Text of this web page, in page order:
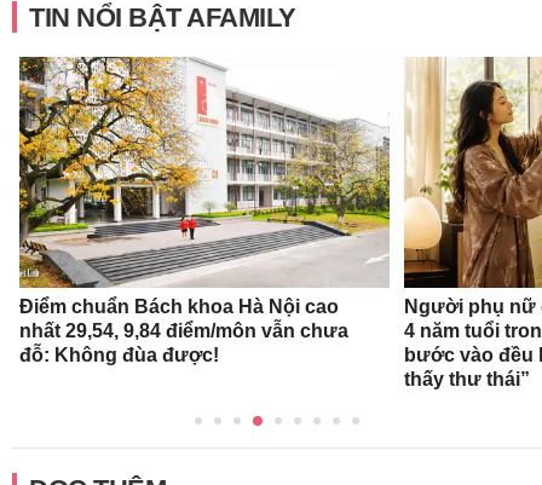
TIN NỔI BẬT AFAMILY
Điểm chuẩn Bách khoa Hà Nội cao
nhất 29,54, 9,84 điểm/môn vẫn chưa
đỗ: Không đùa được!
Người phụ nữ
4 năm tuổi
bước vào đều
thấy thư thái”